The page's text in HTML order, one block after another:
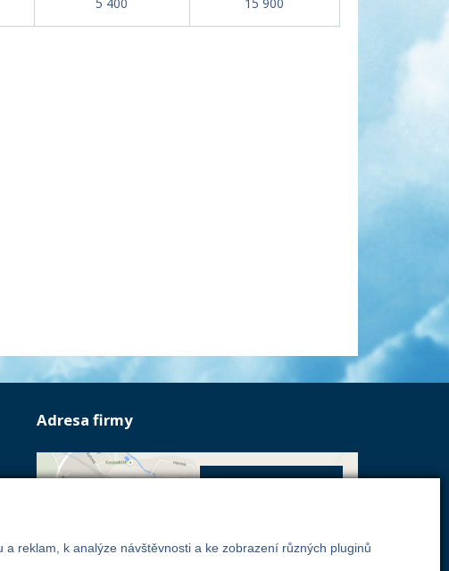
reklam, k analýze návštěvnosti a ke zobrazení různých pluginů
Adresa firmy
250 82 Úvaly